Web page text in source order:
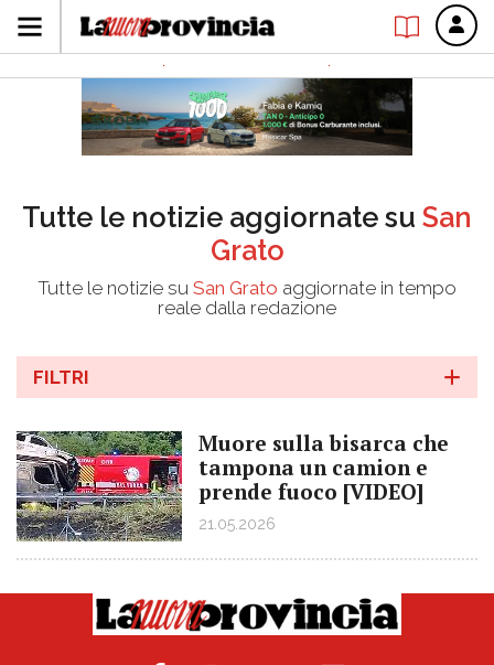
Tutte le notizie aggiornate su San
Grato
Tutte le notizie su San Grato aggiornate in tempo
reale dalla redazione
FILTRI
Muore sulla bisarca che
tampona un camion e
prende fuoco [VIDEO]
21.05.2026